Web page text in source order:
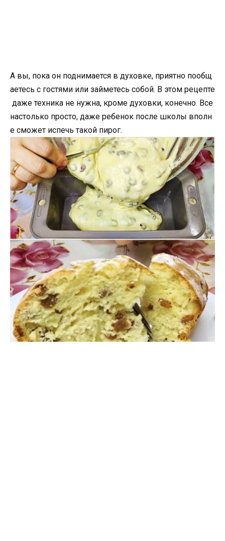
А вы, пока он поднимается в духовке, приятно пообщ
аетесь с гостями или займетесь собой. В этом рецепте
даже техника не нужна, кроме духовки, конечно. Все
настолько просто, даже ребенок после школы вполн
е сможет испечь такой пирог.